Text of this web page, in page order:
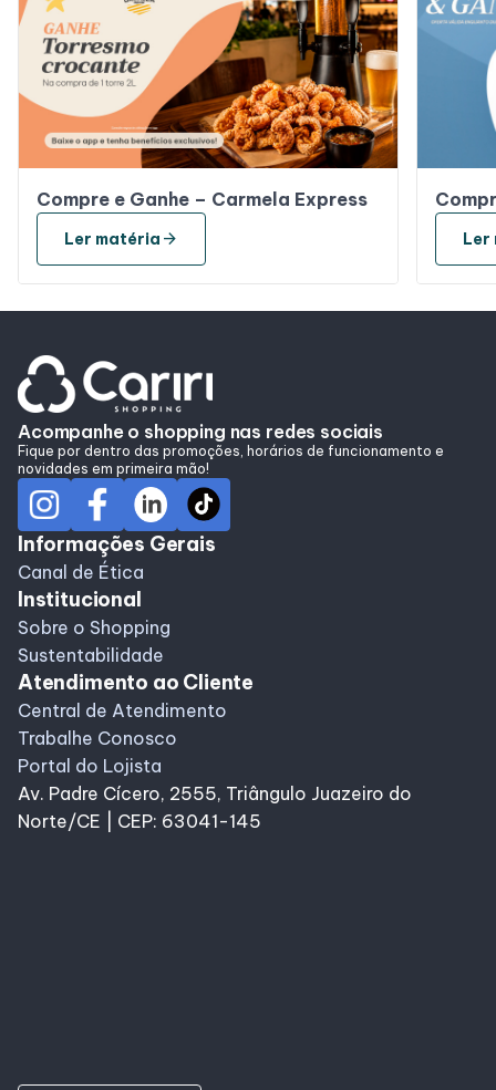
Compre e Ganhe – Carmela Express
Ler matéria arrow_forward Ler
Acompanhe o shopping nas redes sociais
Fique por dentro das promoções, horários de funcionamento e
novidades em primeira mão!
Informações Gerais
Canal de Ética
Institucional
Sobre o Shopping
Sustentabilidade
Atendimento ao Cliente
Central de Atendimento
Trabalhe Conosco
Portal do Lojista
Av. Padre Cícero, 2555, Triângulo Juazeiro do
Norte/CE | CEP: 63041-145